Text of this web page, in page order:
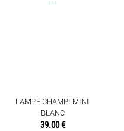
LAMPE CHAMPI MINI
BLANC
39.00 €